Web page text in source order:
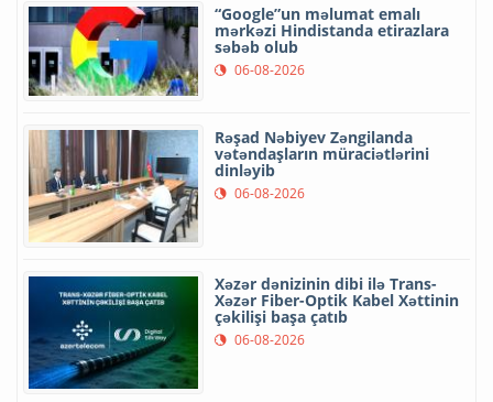
“Google”un məlumat emalı
mərkəzi Hindistanda etirazlara
səbəb olub
06-08-2026
Rəşad Nəbiyev Zəngilanda
vətəndaşların müraciətlərini
dinləyib
06-08-2026
Xəzər dənizinin dibi ilə Trans-
Xəzər Fiber-Optik Kabel Xəttinin
çəkilişi başa çatıb
06-08-2026